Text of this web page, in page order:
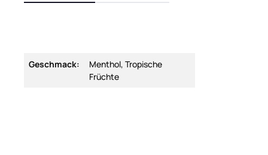
Geschmack:
Menthol, Tropische
Früchte